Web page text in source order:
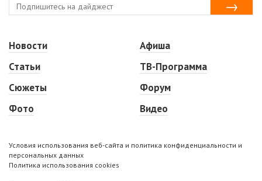
Новости
Статьи
Сюжеты
Фото
Афиша
ТВ-Программа
Форум
Видео
Условия использования веб-сайта и политика конфиденциальности и
персональных данных
Политика использования cookies